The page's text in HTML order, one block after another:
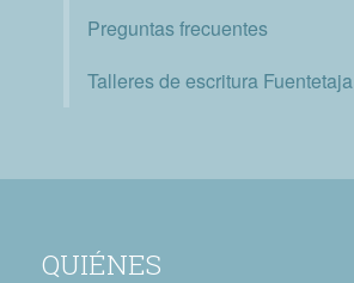
Preguntas frecuentes
Talleres de escritura Fuentetaja
QUIÉNES